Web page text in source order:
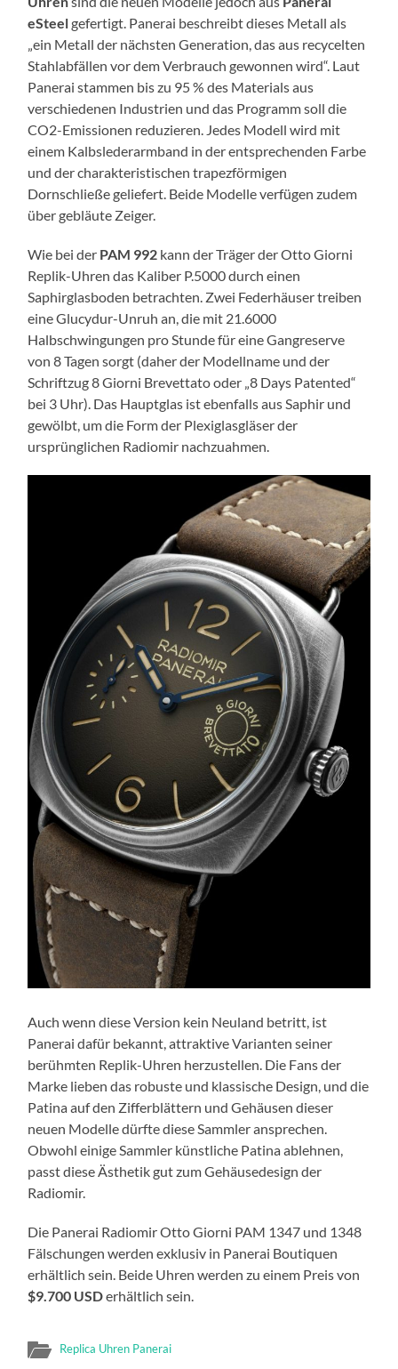
eSteelgefertigt. Panerai beschreibt dieses Metall als
„ein Metall der nächsten Generation, das aus recycelten
Stahlabfällen vor dem Verbrauch gewonnen wird“. Laut
Panerai stammen bis zu 95 % des Materials aus
verschiedenen Industrien und das Programm soll die
CO2-Emissionen reduzieren. Jedes Modell wird mit
einem Kalbslederarmband in der entsprechenden Farbe
und der charakteristischen trapezförmigen
Dornschließe geliefert. Beide Modelle verfügen zudem
über gebläute Zeiger.
Wie bei der PAM 992 kann der Träger der Otto Giorni
Replik-Uhren das Kaliber P.5000 durch einen
Saphirglasboden betrachten. Zwei Federhäuser treiben
eine Glucydur-Unruh an, die mit 21.6000
Halbschwingungen pro Stunde für eine Gangreserve
von 8 Tagen sorgt (daher der Modellname und der
Schriftzug 8 Giorni Brevettato oder „8 Days Patented“
bei 3 Uhr). Das Hauptglas ist ebenfalls aus Saphir und
gewölbt, um die Form der Plexiglasgläser der
ursprünglichen Radiomir nachzuahmen.
Auch wenn diese Version kein Neuland betritt, ist
Panerai dafür bekannt, attraktive Varianten seiner
berühmten Replik-Uhren herzustellen. Die Fans der
Marke lieben das robuste und klassische Design, und die
Patina auf den Zifferblättern und Gehäusen dieser
neuen Modelle dürfte diese Sammler ansprechen.
Obwohl einige Sammler künstliche Patina ablehnen,
passt diese Ästhetik gut zum Gehäusedesign der
Radiomir.
Die Panerai Radiomir Otto Giorni PAM 1347 und 1348
Fälschungen werden exklusiv in Panerai Boutiquen
erhältlich sein. Beide Uhren werden zu einem Preis von
$9.700 USDerhältlich sein.
Replica Uhren Panerai